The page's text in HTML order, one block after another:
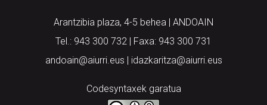
Arantzibia plaza, 4-5 behea | ANDOAIN
Tel.: 943 300 732 | Faxa: 943 300 731
andoain@aiurri.eus | idazkaritza@aiurri.eus
Codesyntaxek garatua